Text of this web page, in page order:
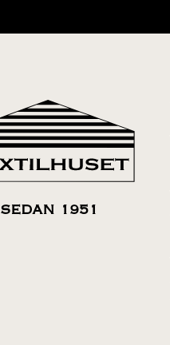
SEDAN 1951